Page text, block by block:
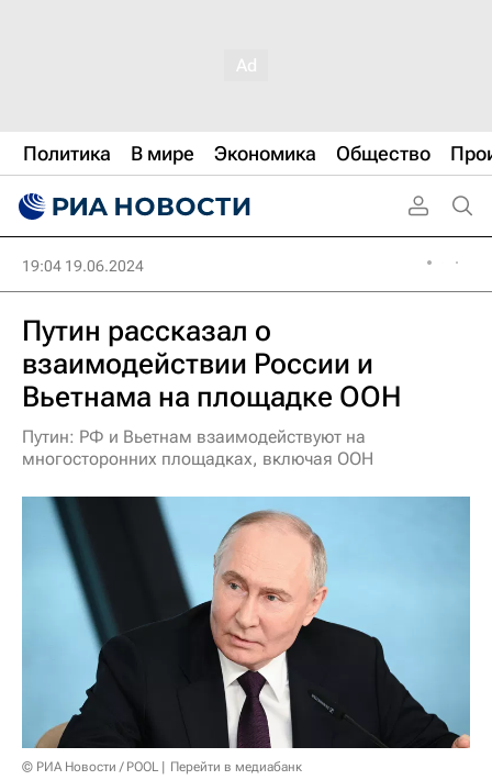
Политика В мире Экономика Общество
19:04 19.06.2024
Путин рассказал о
взаимодействии России и
Вьетнама на площадке ООН
Путин: РФ и Вьетнам взаимодействуют на
многосторонних площадках, включая ООН
© РИА Новости / POOL
Перейти в медиабанк